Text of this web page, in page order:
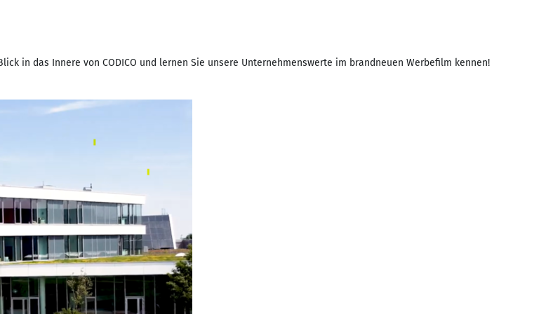
in das Innere von CODICO und lernen Sie unsere Unternehmenswerte im brandneuen Werbefilm kennen!